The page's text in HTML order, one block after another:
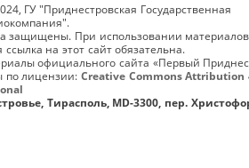
ГУ "Приднестровская Государственная
защищены. При использовании
ссылка на этот сайт обязательна.
официального сайта «Первый
по лицензии: Creative Commons Attribution
Тирасполь, MD-3300, пер.